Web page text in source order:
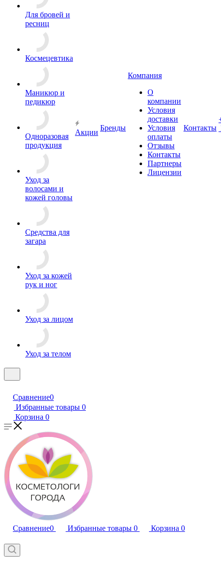
Для бровей и
ресниц
Космецевтика
Маникюр и
педикюр
Одноразовая
продукция
Уход за
волосами и
кожей головы
Средства для
загара
Уход за кожей
рук и ног
Уход за лицом
Уход за телом
Акции
Бренды
Компания
О
компании
Условия
доставки
Условия
оплаты
Отзывы
Контакты
Партнеры
Лицензии
Контакты
Сравнение0
Избранные товары 0
Корзина 0
Сравнение0 Избранные товары 0 Корзина 0